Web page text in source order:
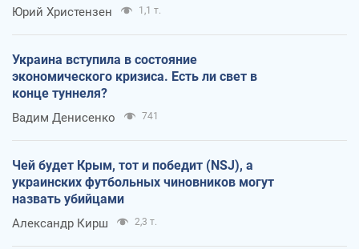
Юрий Христензен 1,1 т.
Украина вступила в состояние
экономического кризиса. Есть ли свет в
конце туннеля?
Вадим Денисенко 741
Чей будет Крым, тот и победит (NSJ), а
украинских футбольных чиновников могут
назвать убийцами
Александр Кирш 2,3 т.